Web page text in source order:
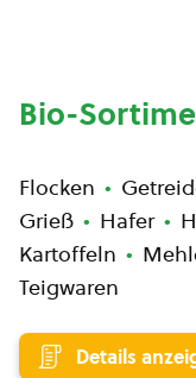
Bio-
Flocken
Grieß
Hafer
Kartoffeln
Teigwaren
Details